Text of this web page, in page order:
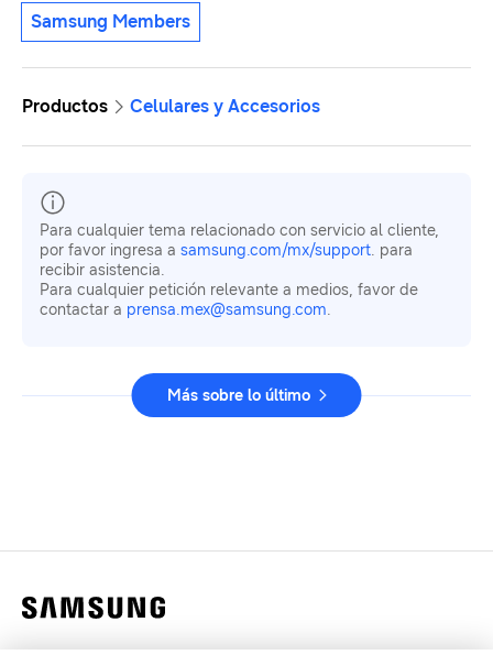
Samsung Members
Productos Celulares y Accesorios
Para cualquier tema relacionado con servicio al cliente,
por favor ingresa a samsung.com/mx/support. para
recibir asistencia.
Para cualquier petición relevante a medios, favor de
contactar a prensa.mex@samsung.com.
Más sobre lo último